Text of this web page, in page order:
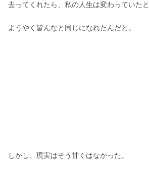
去ってくれたら、私の人生は変わっていたと
ようやく皆んなと同じになれたんだと。
しかし、現実はそう甘くはなかった。